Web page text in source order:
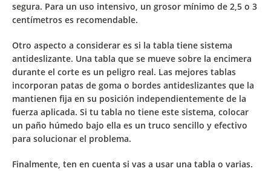
segura. Para un uso intensivo, un grosor mínimo de 2,5 o 3
centímetros es recomendable.
Otro aspecto a considerar es si la tabla tiene sistema
antideslizante. Una tabla que se mueve sobre la encimera
durante el corte es un peligro real. Las mejores tablas
incorporan patas de goma o bordes antideslizantes que la
mantienen fija en su posición independientemente de la
fuerza aplicada. Si tu tabla no tiene este sistema, colocar
un paño húmedo bajo ella es un truco sencillo y efectivo
para solucionar el problema.
Finalmente, ten en cuenta si vas a usar una tabla o varias.